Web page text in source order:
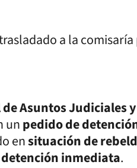
a la
Asuntos Judiciales
unpedido de
ensituación de
detención inmediata.